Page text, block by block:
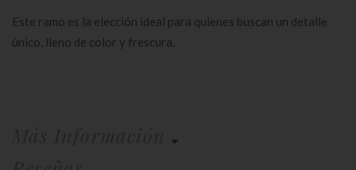
Este ramo es la elección ideal para quienes buscan un detalle
único, lleno de color y frescura.